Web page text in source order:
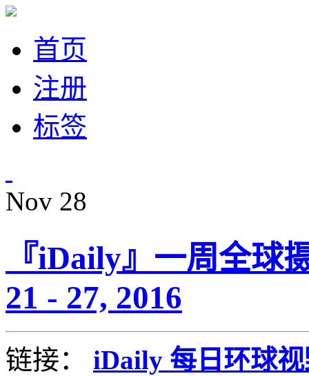
首页
注册
标签
Nov 28
『iDaily』一周全球
21 - 27, 2016
链接： iDaily 每日环球